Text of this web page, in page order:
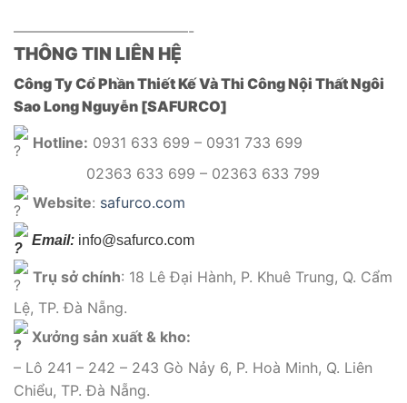
————————————-
THÔNG TIN LIÊN HỆ
Công Ty Cổ Phần Thiết Kế Và Thi Công Nội Thất Ngôi
Sao Long Nguyễn [SAFURCO]
Hotline: 0931 633 699 – 0931 733 699
02363 633 699 – 02363 633 799
Website: safurco.com
Email: info@safurco.com
Trụ sở chính: 18 Lê Đại Hành, P. Khuê Trung, Q. Cẩm
Lệ, TP. Đà Nẵng.
Xưởng sản xuất & kho:
– Lô 241 – 242 – 243 Gò Nảy 6, P. Hoà Minh, Q. Liên
Chiểu, TP. Đà Nẵng.